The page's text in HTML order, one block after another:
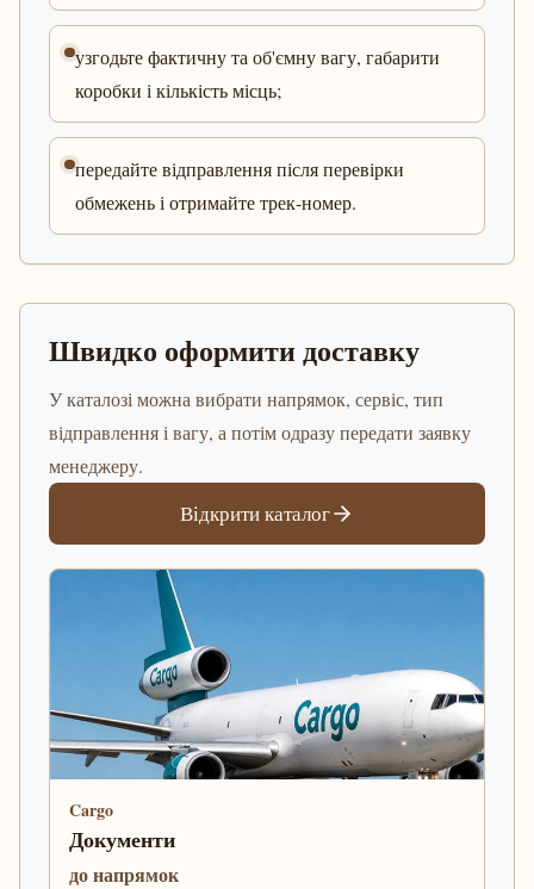
узгодьте фактичну та об'ємну вагу, габарити
коробки і кількість місць;
передайте відправлення після перевірки
обмежень і отримайте трек-номер.
Швидко оформити доставку
У каталозі можна вибрати напрямок, сервіс, тип
відправлення і вагу, а потім одразу передати заявку
менеджеру.
Відкрити каталог
Cargo
Документи
до напрямок